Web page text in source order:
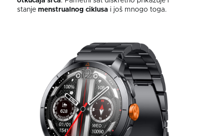
stanje menstrualnog ciklusa i još mnogo toga.